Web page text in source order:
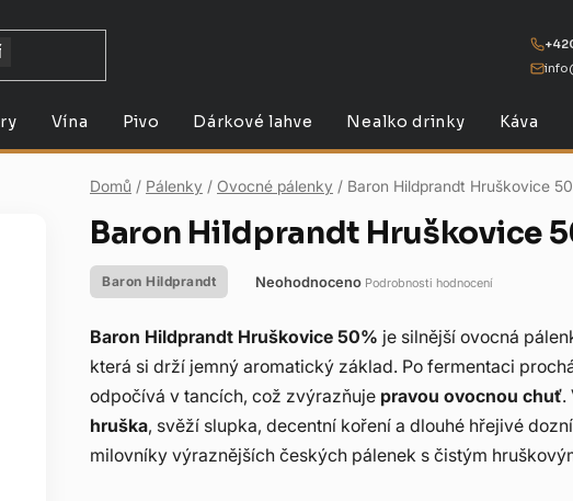
Vína Pivo Dárkové lahve Nealko drinky Káva
Domů / Pálenky / Ovocné pálenky / Baron Hildprandt Hruškovice
Baron Hildprandt Hruškovice
Baron Hildprandt
hodnocení
produktu
je
0,0
z
Neohodnoceno Podrobnosti hodnocení
Baron Hildprandt Hruškovice 50% je silnější ovocná
která si drží jemný aromatický základ. Po fermentaci
odpočívá v tancích, což zvýrazňuje pravou ovocnou chuť.
hruška, svěží slupka, decentní koření a dlouhé hřejivé
milovníky výraznějších českých pálenek s čistým